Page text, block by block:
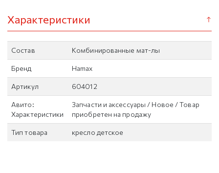
Характеристики
Состав Комбинированные мат-лы
Бренд Hamax
Артикул 604012
Авито:
Характеристики
Запчасти и аксессуары / Новое / Товар
приобретен на продажу
Тип товара кресло детское